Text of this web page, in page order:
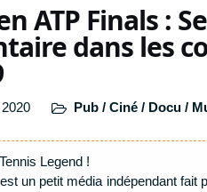
ATP Finals :
dans les
Pub / Ciné / Docu /
Legend !
un petit média indépendant